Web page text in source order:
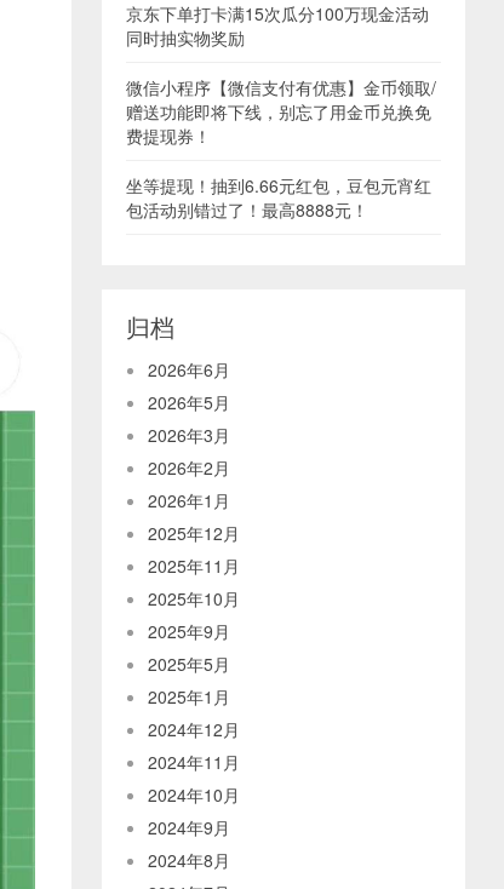
京东下单打卡满15次瓜分100万现金活动
同时抽实物奖励
微信小程序【微信支付有优惠】金币领取/
赠送功能即将下线，别忘了用金币兑换免
费提现券！
坐等提现！抽到6.66元红包，豆包元宵红
包活动别错过了！最高8888元！
归档
2026年6月
2026年5月
2026年3月
2026年2月
2026年1月
2025年12月
2025年11月
2025年10月
2025年9月
2025年5月
2025年1月
2024年12月
2024年11月
2024年10月
2024年9月
2024年8月